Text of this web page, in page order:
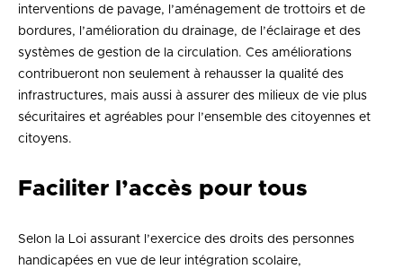
interventions de pavage, l’aménagement de trottoirs et de
bordures, l’amélioration du drainage, de l’éclairage et des
systèmes de gestion de la circulation. Ces améliorations
contribueront non seulement à rehausser la qualité des
infrastructures, mais aussi à assurer des milieux de vie plus
sécuritaires et agréables pour l’ensemble des citoyennes et
citoyens.
Faciliter l’accès pour tous
Selon la Loi assurant l’exercice des droits des personnes
handicapées en vue de leur intégration scolaire,